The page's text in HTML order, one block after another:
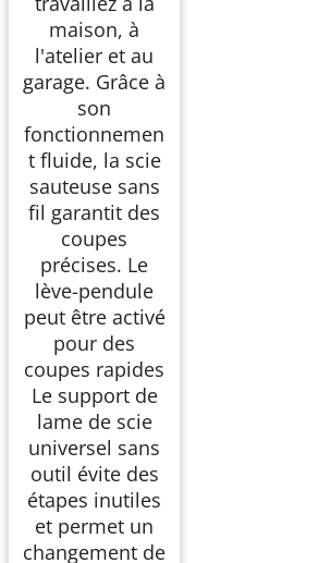
maison, à
l'atelier et au
garage. Grâce à
son
fonctionnemen
t fluide, la scie
sauteuse sans
fil garantit des
coupes
précises. Le
lève-pendule
peut être activé
pour des
coupes rapides
Le support de
lame de scie
universel sans
outil évite des
étapes inutiles
et permet un
changement de